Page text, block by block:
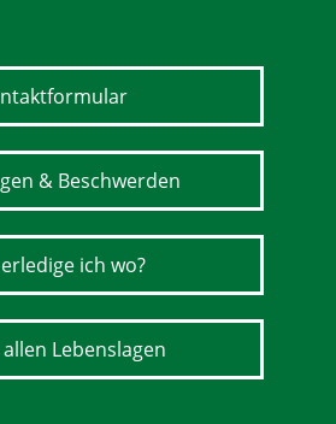
& Beschwerden
ich wo?
Lebenslagen